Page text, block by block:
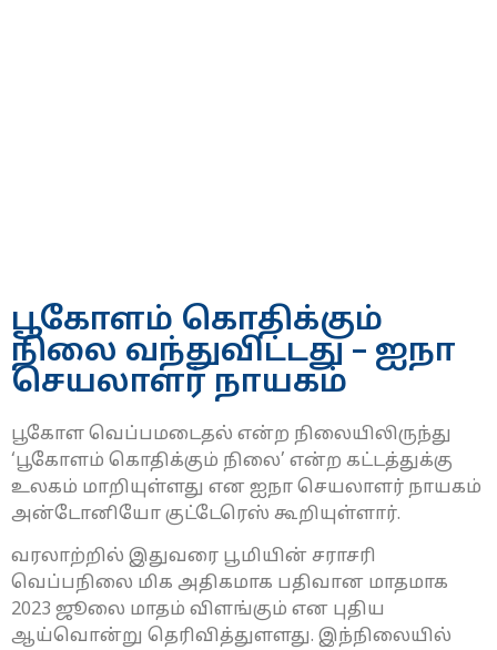
பூகோளம் கொதிக்கும்
நிலை வந்துவிட்டது – ஐநா
செயலாளர் நாயகம்
பூகோள வெப்பமடைதல் என்ற நிலையிலிருந்து
‘பூகோளம் கொதிக்கும் நிலை’ என்ற கட்டத்துக்கு
உலகம் மாறியுள்ளது என ஐநா செயலாளர் நாயகம்
அன்டோனியோ குட்டேரெஸ் கூறியுள்ளார்.
வரலாற்றில் இதுவரை பூமியின் சராசரி
வெப்பநிலை மிக அதிகமாக பதிவான மாதமாக
2023 ஜூலை மாதம் விளங்கும் என புதிய
ஆய்வொன்று தெரிவித்துளளது. இந்நிலையில்